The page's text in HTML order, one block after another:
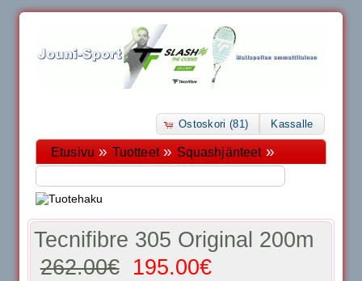
Ostoskori (81) Kassalle
Etusivu » Tuotteet» Squashjänteet»
Tecnifibre 305 Original 200m
262.00€
195.00€